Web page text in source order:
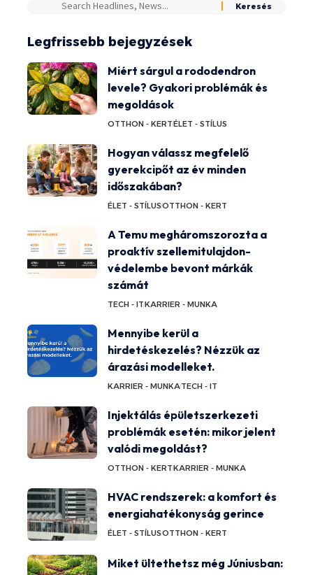
Legfrissebb bejegyzések
Miért sárgul a rododendron
levele? Gyakori problémák és
megoldások
OTTHON - KERTÉLET - STÍLUS
Hogyan válassz megfelelő
gyerekcipőt az év minden
időszakában?
ÉLET - STÍLUSOTTHON - KERT
A Temu megháromszorozta a
proaktív szellemitulajdon-
védelembe bevont márkák
számát
TECH - ITKARRIER - MUNKA
Mennyibe kerül a
hirdetéskezelés? Nézzük az
árazási modelleket.
KARRIER - MUNKATECH - IT
Injektálás épületszerkezeti
problémák esetén: mikor jelent
valódi megoldást?
OTTHON - KERTKARRIER - MUNKA
HVAC rendszerek: a komfort és
energiahatékonyság gerince
ÉLET - STÍLUSOTTHON - KERT
Miket ültethetsz még Júniusban: